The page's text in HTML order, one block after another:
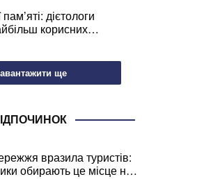
дієтологи
корисних
ще
вразила туристів:
обирають це місце на